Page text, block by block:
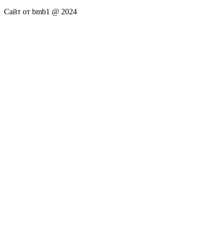
Сайт от bmb1 @ 2024